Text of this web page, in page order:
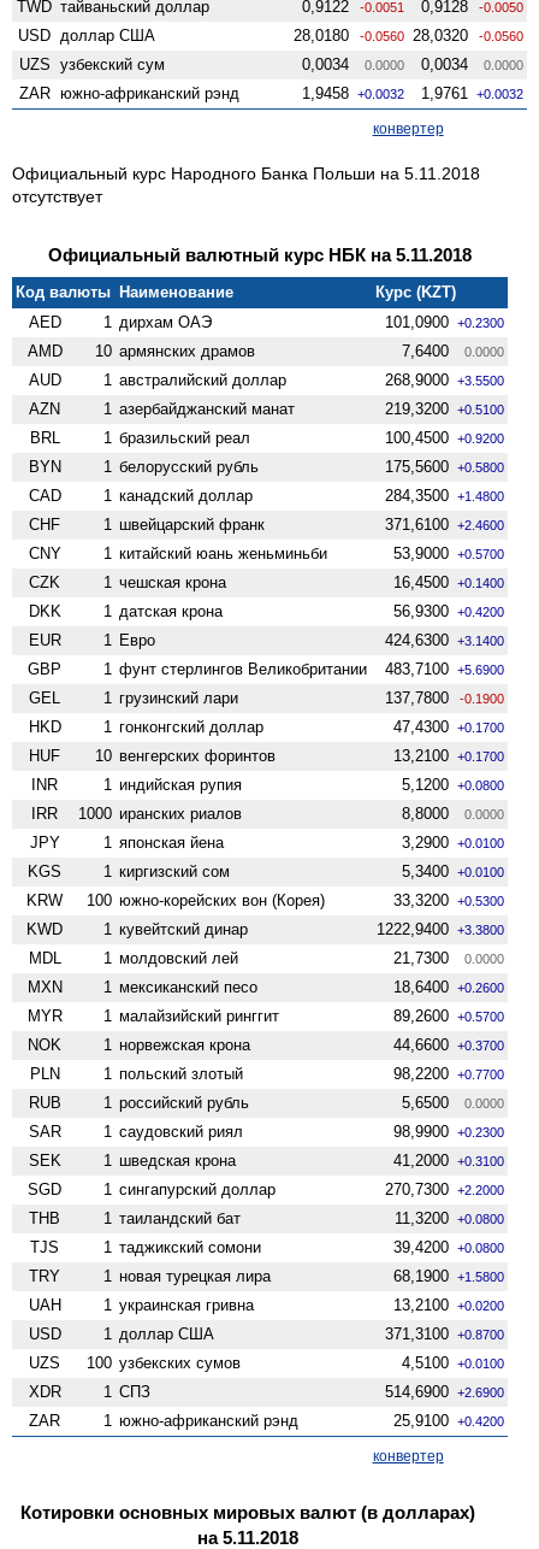
TWD тайваньский доллар 0,9122 -0.0051 0,9128 -0.0050
USD доллар США 28,0180 -0.0560 28,0320 -0.0560
UZS узбекский сум 0,0034 0.0000 0,0034 0.0000
ZAR южно-африканский рэнд 1,9458 +0.0032 1,9761 +0.0032
конвертер
Официальный курс Народного Банка Польши на 5.11.2018
отсутствует
Официальный валютный курс НБК на 5.11.2018
Код валюты Наименование
Курс (KZT)
AED
1 дирхам ОАЭ 101,0900 +0.2300
AMD 10 армянских драмов 7,6400 0.0000
AUD 1 австралийский доллар 268,9000 +3.5500
AZN 1 азербайджанский манат 219,3200 +0.5100
BRL 1 бразильский реал 100,4500 +0.9200
BYN 1 белорусский рубль 175,5600 +0.5800
CAD 1 канадский доллар 284,3500 +1.4800
CHF 1 швейцарский франк 371,6100 +2.4600
CNY 1 китайский юань женьминьби 53,9000 +0.5700
CZK 1 чешская крона 16,4500 +0.1400
DKK 1 датская крона 56,9300 +0.4200
EUR 1 Евро 424,6300 +3.1400
GBP 1 фунт стерлингов Велико­британии 483,7100 +5.6900
GEL 1 грузинский лари 137,7800 -0.1900
HKD 1 гонконгский доллар 47,4300 +0.1700
HUF 10 венгерских форинтов 13,2100 +0.1700
INR 1 индийская рупия 5,1200 +0.0800
IRR 1000 иранских риалов 8,8000 0.0000
JPY 1 японская йена 3,2900 +0.0100
KGS 1 киргизский сом 5,3400 +0.0100
KRW 100 южно-корейских вон (Корея) 33,3200 +0.5300
KWD 1 кувейтский динар 1222,9400 +3.3800
MDL 1 молдовский лей 21,7300 0.0000
MXN 1 мексиканский песо 18,6400 +0.2600
MYR 1 малайзийский ринггит 89,2600 +0.5700
NOK 1 норвежская крона 44,6600 +0.3700
PLN 1 польский злотый 98,2200 +0.7700
RUB 1 российский рубль 5,6500 0.0000
SAR 1 саудовский риял 98,9900 +0.2300
SEK 1 шведская крона 41,2000 +0.3100
SGD 1 сингапурский доллар 270,7300 +2.2000
THB 1 таиландский бат 11,3200 +0.0800
TJS 1 таджикский сомони 39,4200 +0.0800
TRY 1 новая турецкая лира 68,1900 +1.5800
UAH 1 украинская гривна 13,2100 +0.0200
USD 1 доллар США 371,3100 +0.8700
UZS 100 узбекских сумов 4,5100 +0.0100
XDR 1 СПЗ 514,6900 +2.6900
ZAR 1 южно-африканский рэнд 25,9100 +0.4200
конвертер
Котировки основных мировых валют (в долларах)
на 5.11.2018